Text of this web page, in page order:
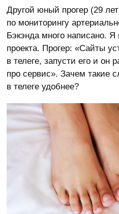
Другой юный прогер (29
по мониторингу
Бэкэнда много написано.
проекта. Прогер: «Сайты
в телеге, запусти его и он
про сервис». Зачем такие
в телеге удобнее?